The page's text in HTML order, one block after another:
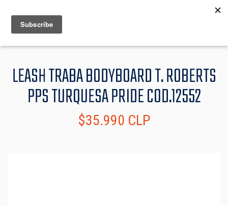
MENU
LEASH TRABA BODYBOARD T. ROBERTS
PPS TURQUESA PRIDE COD.12552
$35.990 CLP